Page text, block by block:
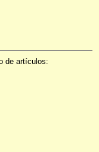
de artículos: